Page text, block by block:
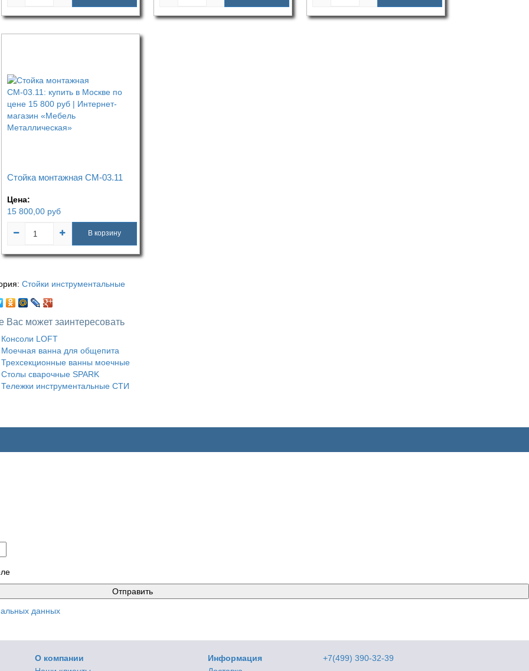
Стойка монтажная СМ-03.11
Цена:
15 800,00 руб
В корзину
Стойки инструментальные
Вас может заинтересовать
Консоли LOFT
Моечная ванна для общепита
Трехсекционные ванны моечные
Столы сварочные SPARK
Тележки инструментальные СТИ
данных
О компании
Информация
+7(499) 390-32-39